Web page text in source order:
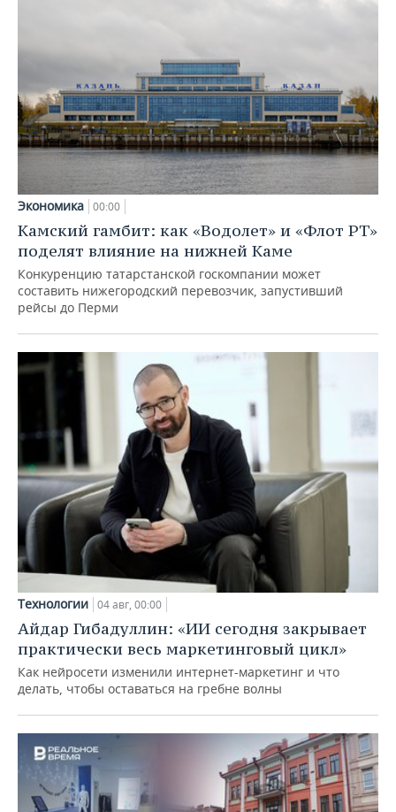
Экономика 00:00
Камский гамбит: как «Водолет» и «Флот РТ»
поделят влияние на нижней Каме
Конкуренцию татарстанской госкомпании может
составить нижегородский перевозчик, запустивший
рейсы до Перми
Технологии 04 авг, 00:00
Айдар Гибадуллин: «ИИ сегодня закрывает
практически весь маркетинговый цикл»
Как нейросети изменили интернет-маркетинг и что
делать, чтобы оставаться на гребне волны